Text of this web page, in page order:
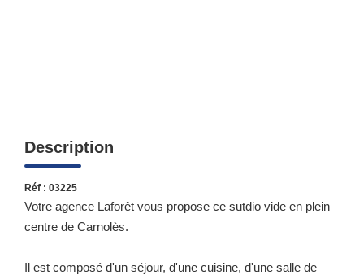
Description
Réf : 03225
Votre agence Laforêt vous propose ce sutdio vide en plein
centre de Carnolès.
Il est composé d'un séjour, d'une cuisine, d'une salle de